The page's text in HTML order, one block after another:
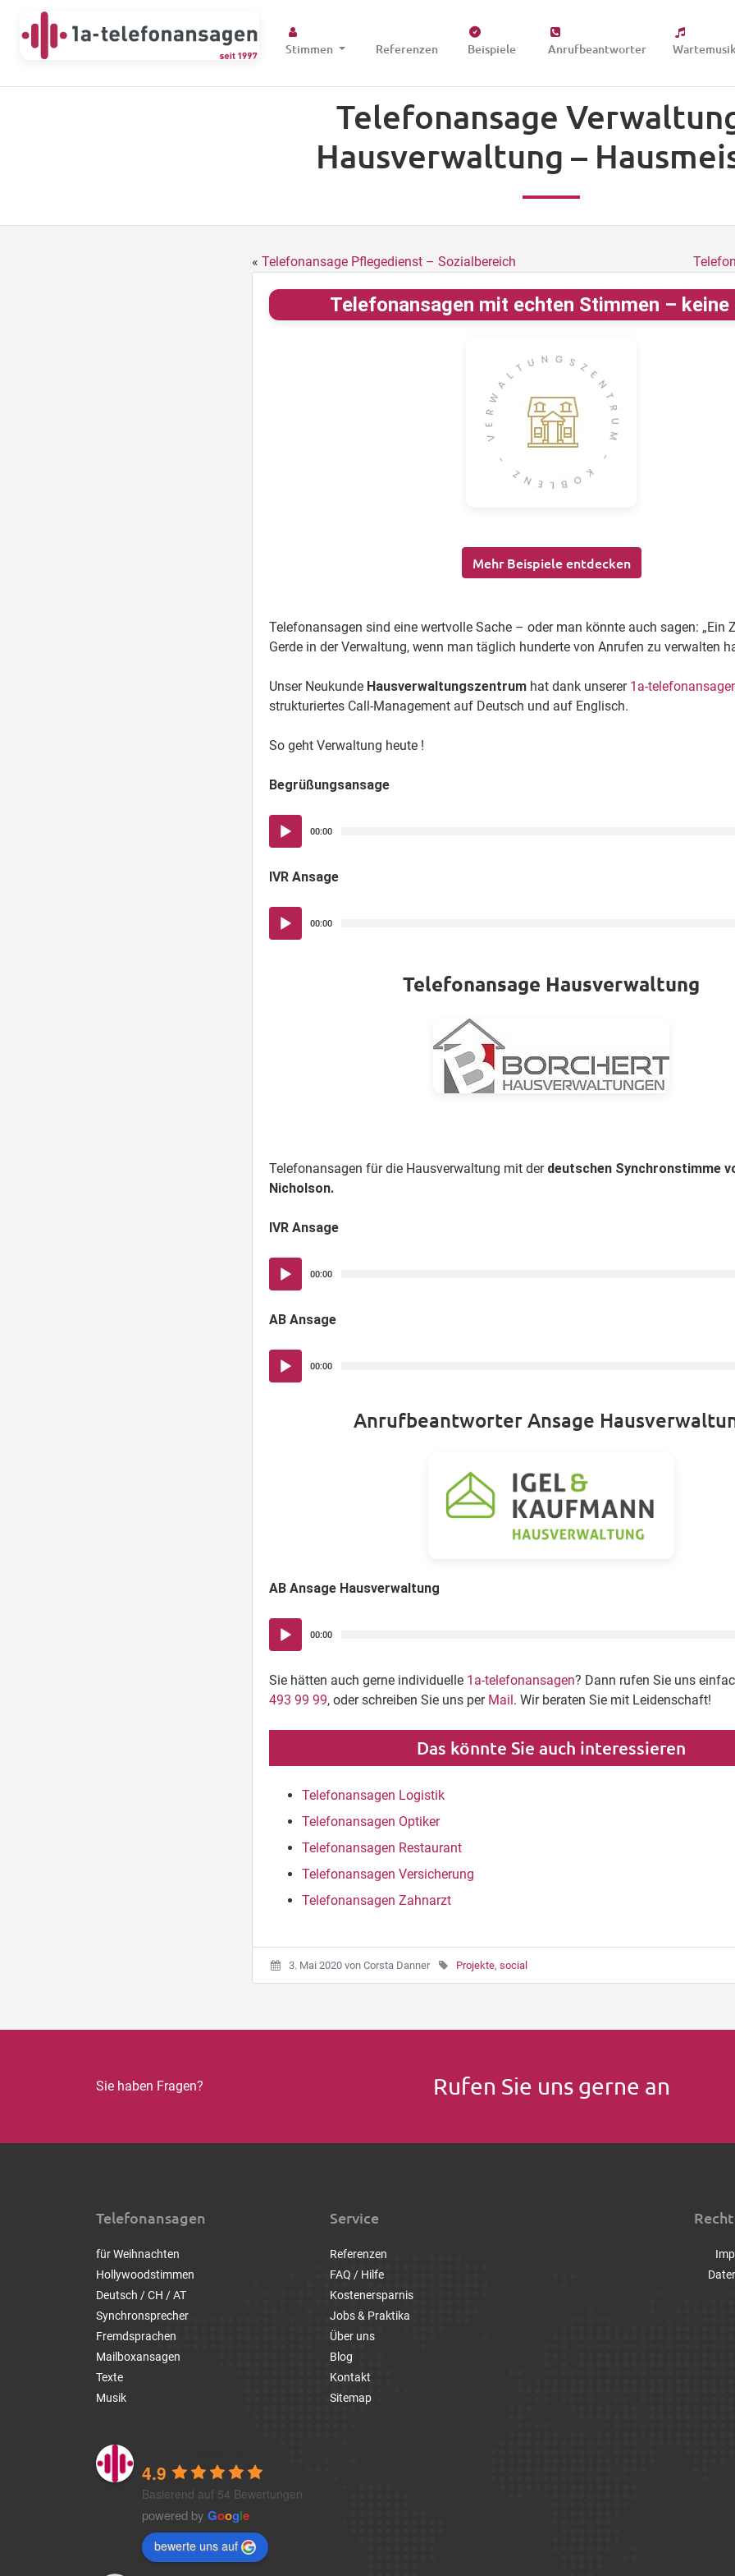
Stimmen Referenzen Beispiele Anrufbeantworter
Telefonansage
Hausverwaltung –
« Telefonansage Pflegedienst – Sozialbereich
Telefonansagen mit echten Stimmen – keine
Mehr Beispiele entdecken
Telefonansagen sind eine wertvolle Sache – oder man könnte auch sagen: „Ein
Gerde in der Verwaltung, wenn man täglich hunderte von Anrufen zu verwalten
Unser Neukunde Hausverwaltungszentrum hat dank unserer 1a-
strukturiertes Call-Management auf Deutsch und auf Englisch.
So geht Verwaltung heute !
Begrüßungsansage
Audio-
Player
00:00
IVR Ansage
Audio-
Player
00:00
Telefonansage Hausverwaltung
Telefonansagen für die Hausverwaltung mit der deutschen Synchronstimme
Nicholson.
IVR Ansage
Audio-
Player
00:00
AB Ansage
Audio-
Player
00:00
Anrufbeantworter Ansage
AB Ansage Hausverwaltung
Audio-
Player
00:00
Sie hätten auch gerne individuelle 1a-telefonansagen? Dann rufen Sie uns
493 99 99, oder schreiben Sie uns per Mail. Wir beraten Sie mit Leidenschaft!
Das könnte Sie auch interessieren
Telefonansagen Logistik
Telefonansagen Optiker
Telefonansagen Restaurant
Telefonansagen Versicherung
Telefonansagen Zahnarzt
3. Mai 2020 von Corsta Danner Projekte, social
Sie haben Fragen? Rufen Sie uns gerne an
Telefonansagen
für Weihnachten
Hollywoodstimmen
Deutsch / CH / AT
Synchronsprecher
Fremdsprachen
Mailboxansagen
Texte
Musik
4.9
Basierend auf 54 Bewertungen
powered by Google
bewerte uns auf
Service
Referenzen
FAQ / Hilfe
Kostenersparnis
Jobs & Praktika
Über uns
Blog
Kontakt
Sitemap